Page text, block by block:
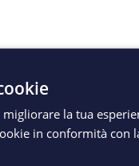
la tua
in conformità con